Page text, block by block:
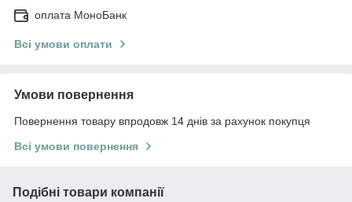
оплата МоноБанк
Всі умови оплати
Умови повернення
Повернення товару впродовж 14 днів за рахунок покупця
Всі умови повернення
Подібні товари компанії